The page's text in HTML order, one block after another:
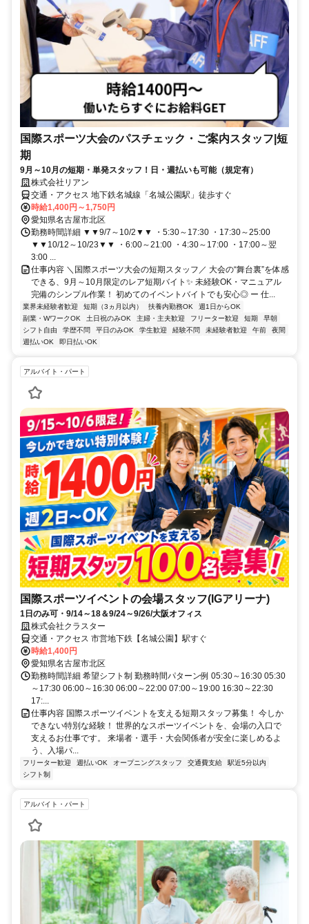
国際スポーツ大会のパスチェック・ご案内スタッフ|短
期
9月～10月の短期・単発スタッフ！日・週払いも可能（規定有）
株式会社リアン
交通・アクセス 地下鉄名城線「名城公園駅」徒歩すぐ
時給1,400円～1,750円
愛知県名古屋市北区
勤務時間詳細 ▼▼9/7～10/2▼▼ ・5:30～17:30 ・17:30～25:00
▼▼10/12～10/23▼▼ ・6:00～21:00 ・4:30～17:00 ・17:00～翌
3:00 ...
仕事内容 ＼国際スポーツ大会の短期スタッフ／ 大会の“舞台裏”を体感
できる、9月～10月限定のレア短期バイト✨ 未経験OK・マニュアル
完備のシンプル作業！ 初めてのイベントバイトでも安心◎ ー 仕...
業界未経験者歓迎 短期（3ヵ月以内） 扶養内勤務OK
週1日からOK
副業・WワークOK
土日祝のみOK 主婦・主夫歓迎 フリーター歓迎 短期
早朝
シフト自由
学歴不問 平日のみOK 学生歓迎 経験不問 未経験者歓迎 午前
夜間
週払いOK
即日払いOK
アルバイト・パート
国際スポーツイベントの会場スタッフ(IGアリーナ)
1日のみ可・9/14～18＆9/24～9/26/大阪オフィス
株式会社クラスター
交通・アクセス 市営地下鉄【名城公園】駅すぐ
時給1,400円
愛知県名古屋市北区
勤務時間詳細 希望シフト制 勤務時間パターン例 05:30～16:30 05:30
～17:30 06:00～16:30 06:00～22:00 07:00～19:00 16:30～22:30
17:...
仕事内容 国際スポーツイベントを支える短期スタッフ募集！ 今しか
できない特別な経験！ 世界的なスポーツイベントを、会場の入口で
支えるお仕事です。 来場者・選手・大会関係者が安全に楽しめるよ
う、入場パ...
フリーター歓迎 週払いOK オープニングスタッフ 交通費支給
駅近5分以内
シフト制
アルバイト・パート